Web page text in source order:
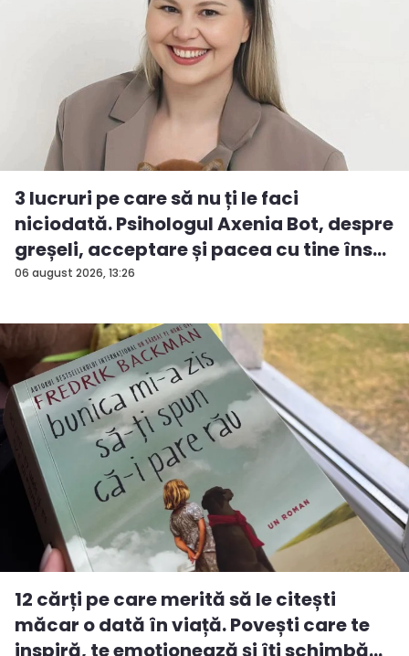
06 august 2026, 13:26
3 lucruri pe care să nu ți le faci
niciodată. Psihologul Axenia Bot, despre
greșeli, acceptare și pacea cu tine îns...
12 cărți pe care merită să le citești
măcar o dată în viață. Povești care te
inspiră, te emoționează și îți schimbă...